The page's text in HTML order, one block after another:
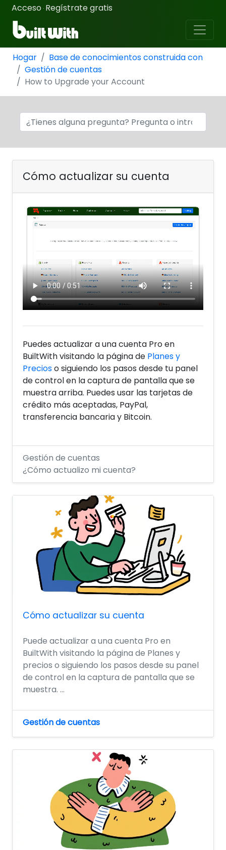
Acceso · Regístrate gratis
Hogar
Base de conocimientos construida con
Gestión de cuentas
How to Upgrade your Account
Cómo actualizar su cuenta
Puedes actualizar a una cuenta Pro en
BuiltWith visitando la página de Planes y
Precioso siguiendo los pasos desde tu panel
de control en la captura de pantalla que se
muestra arriba. Puedes usar las tarjetas de
crédito más aceptadas, PayPal,
transferencia bancaria y Bitcoin.
Gestión de cuentas
¿Cómo actualizo mi cuenta?
Cómo actualizar su cuenta
Puede actualizar a una cuenta Pro en
BuiltWith visitando la página de Planes y
precios o siguiendo los pasos desde su panel
de control en la captura de pantalla que se
muestra. ...
Gestión de cuentas